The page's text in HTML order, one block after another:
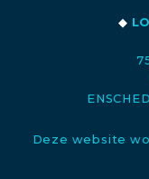
◆
Deze website